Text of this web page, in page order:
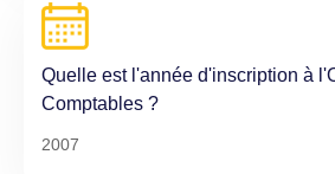
Quelle est l'année d'inscription à
Comptables ?
2007